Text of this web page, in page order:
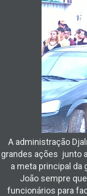
A administração
grandes ações junto
a meta principal da
João sempre
funcionários para